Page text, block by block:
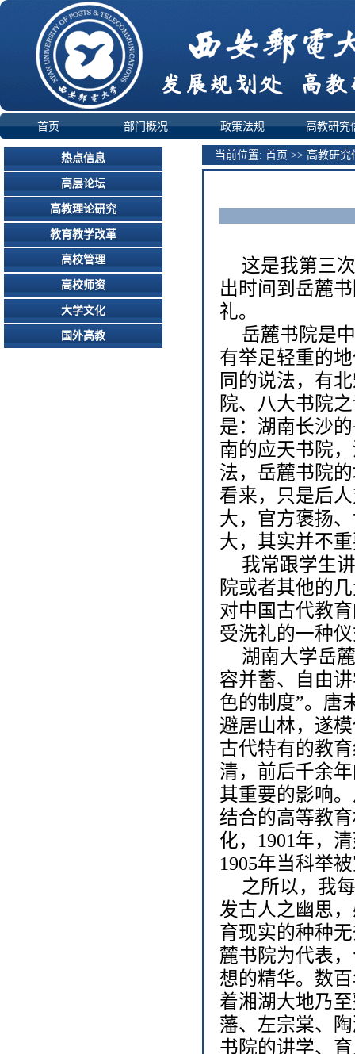
首页 部门概况 政策法规 高教研究
热点信息
高层论坛
高教理论研究
教育教学改革
高校管理
高校师资
大学文化
国外高教
当前位置: 首页 >> 高教研究
这是我第三
出时间到岳麓
礼。
岳麓书院是
有举足轻重的
同的说法，有
院、八大书院
是：湖南长沙
南的应天书院
法，岳麓书院
看来，只是后
大，官方褒扬
大，其实并不
我常跟学生
院或者其他的
对中国古代教
受洗礼的一种
湖南大学岳
容并蓄、自由
色的制度”。唐
避居山林，遂
古代特有的教
清，前后千余
其重要的影响
结合的高等教
化，1901年，
1905年当科举
之所以，我
发古人之幽思
育现实的种种
麓书院为代表
想的精华。数
着湘湖大地乃
藩、左宗棠、
书院的讲学、